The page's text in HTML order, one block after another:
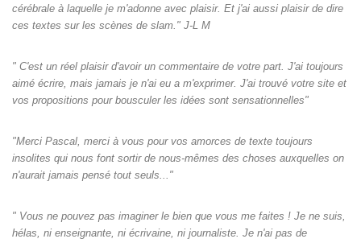
cérébrale à laquelle je m'adonne avec plaisir. Et j'ai aussi plaisir de dire
ces textes sur les scènes de slam." J-L M
" C'est un réel plaisir d'avoir un commentaire de votre part. J'ai toujours
aimé écrire, mais jamais je n'ai eu a m'exprimer. J'ai trouvé votre site et
vos propositions pour bousculer les idées sont sensationnelles"
"Merci Pascal, merci à vous pour vos amorces de texte toujours
insolites qui nous font sortir de nous-mêmes des choses auxquelles on
n'aurait jamais pensé tout seuls‌..."
" Vous ne pouvez pas imaginer le bien que vous me faites ! Je ne suis,
hélas, ni enseignante, ni écrivaine, ni journaliste. Je n'ai pas de